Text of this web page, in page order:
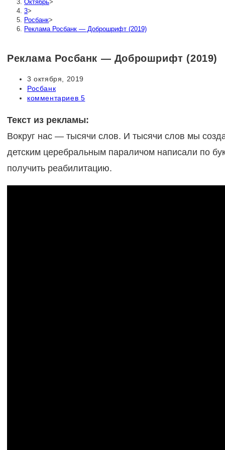
Октябрь>
3>
Росбанк>
Реклама Росбанк — Доброшрифт (2019)
Реклама Росбанк — Доброшрифт (2019)
Запись
опубликована:
3 октября, 2019
Рубрика
записи:
Росбанк
Комментарии
записи:
комментариев 5
Текст из рекламы:
Вокруг нас — тысячи слов. И тысячи слов мы
детским церебральным параличом написали по
получить реабилитацию.